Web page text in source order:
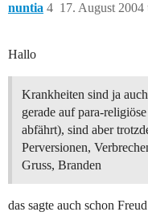
nuntia 17. August 2004
4
Hallo
Krankheiten sind ja
gerade auf para-
abfährt), sind aber
Perversionen,
Gruss, Branden
das sagte auch schon